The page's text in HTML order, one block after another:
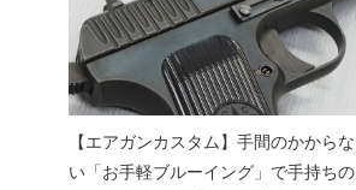
【エアガンカスタム】手間のかからな
い「お手軽ブルーイング」で手持ちの